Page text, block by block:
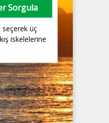
Sorgula
seçerek üç
iskelelerine